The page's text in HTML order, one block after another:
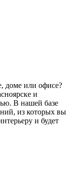
доме или офисе?
и
В нашей базе
из которых вы
и будет